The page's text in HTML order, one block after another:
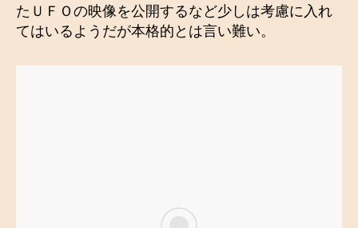
たＵＦＯの映像を公開するなど少しは考慮に入れ
てはいるようだが本格的とは言い難い。